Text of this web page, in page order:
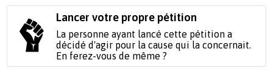
Lancer votre propre pétition
La personne ayant lancé cette pétition a
décidé d'agir pour la cause qui la concernait.
En ferez-vous de même ?